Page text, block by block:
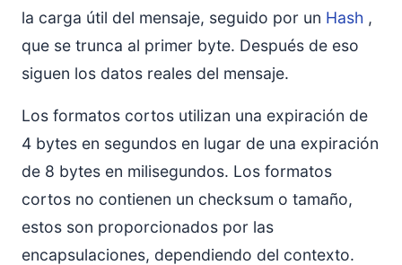
la carga útil del mensaje, seguido por un Hash ,
que se trunca al primer byte. Después de eso
siguen los datos reales del mensaje.
Los formatos cortos utilizan una expiración de
4 bytes en segundos en lugar de una expiración
de 8 bytes en milisegundos. Los formatos
cortos no contienen un checksum o tamaño,
estos son proporcionados por las
encapsulaciones, dependiendo del contexto.